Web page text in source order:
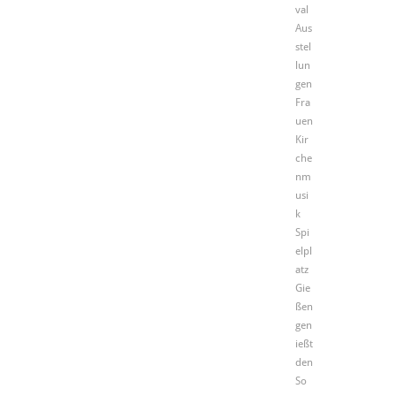
val
Aus
stel
lun
gen
Fra
uen
Kir
che
nm
usi
k
Spi
elpl
atz
Gie
ßen
gen
ießt
den
So